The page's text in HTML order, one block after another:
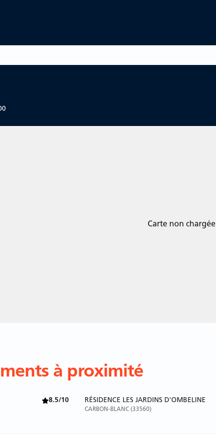
Carte non chargée
à proximité
8.5/10 RÉSIDENCE LES JARDINS D'OMBELINE
CARBON-BLANC (33560)